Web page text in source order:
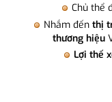
Chủ thể
Nhắm đến thị
thương hiệu
Lợi thế